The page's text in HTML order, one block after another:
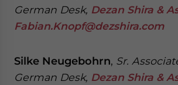
German Desk, Dezan Shira &
Fabian.Knopf@dezshira.com
Silke Neugebohrn, Sr.
German Desk, Dezan Shira &